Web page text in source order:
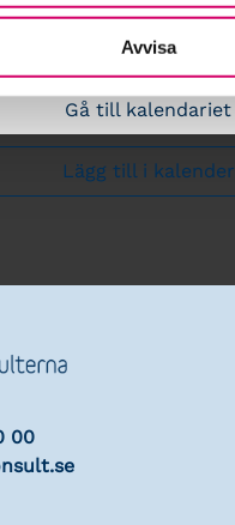
Avvisa
Gå till kalendariet
Lägg till i kalender
00